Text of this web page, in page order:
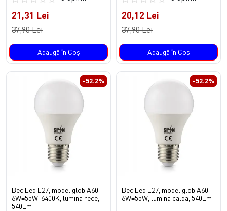
21,31 Lei
37,90 Lei
Adaugă în Coş
20,12 Lei
37,90 Lei
Adaugă în Coş
-52.2%
Bec Led E27, model glob A60,
6W=55W, 6400K, lumina rece,
540Lm
-52.2%
Bec Led E27, model glob A60,
6W=55W, lumina calda, 540Lm